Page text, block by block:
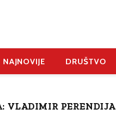
NAJNOVIJE DRUŠTVO
VLADIMIR PERENDIJA